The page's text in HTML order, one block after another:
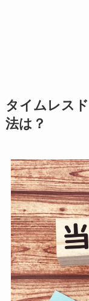
タイムレス
法は？